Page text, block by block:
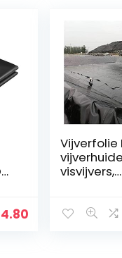
Vijverfolie
visvijvers,